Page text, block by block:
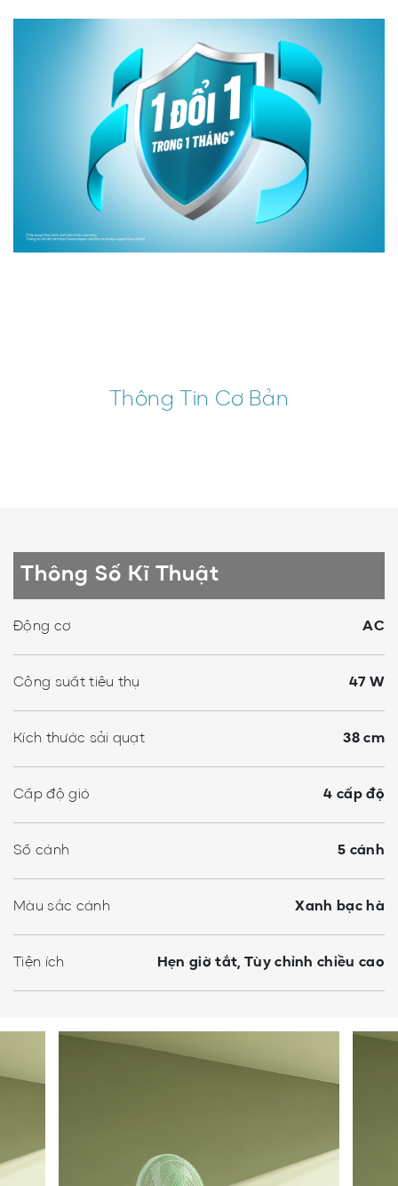
Thông Tin Cơ Bản
Thông Số Kĩ Thuật
Động cơ AC
Công suất tiêu thụ 47 W
Kích thước sải quạt 38 cm
Cấp độ gió 4 cấp độ
Số cánh 5 cánh
Màu sắc cánh Xanh bạc hà
Tiện ích Hẹn giờ tắt, Tùy chỉnh chiều cao